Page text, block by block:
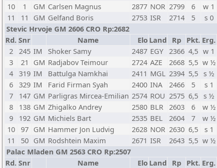
10
1 GM Carlsen Magnus 2877 NOR 2799 6
w 1
11
11 GM Gelfand Boris 2753 ISR 2714 5
s 0
Stevic Hrvoje GM 2606 CRO Rp:2682
Rd. Snr Name Elo Land Rp Pkt. Erg.
2 245 IM Shoker Samy 2487 EGY 2366 4,5 w 1
3
21 GM Radjabov Teimour 2724 AZE 2668 5,5 w ½
4 319 IM Battulga Namkhai 2411 MGL 2394 5,5 s ½
6 329 IM Farid Firman Syah 2400 INA 2466 5
s 1
7
147 GM Parligras Mircea-Emilian 2574 ROU 2575 6,5 s ½
8
138 GM Zhigalko Andrey 2580 BLR 2603 6
w ½
9
192 GM Michiels Bart 2535 BEL 2604 7
w ½
10 97 GM Hammer Jon Ludvig 2628 NOR 2630 6,5
s 1
11
50 GM Rodshtein Maxim 2671 ISR 2643 5,5 w ½
Palac Mladen GM 2563 CRO Rp:2507
Rd. Snr Name Elo Land Rp Pkt. Erg.